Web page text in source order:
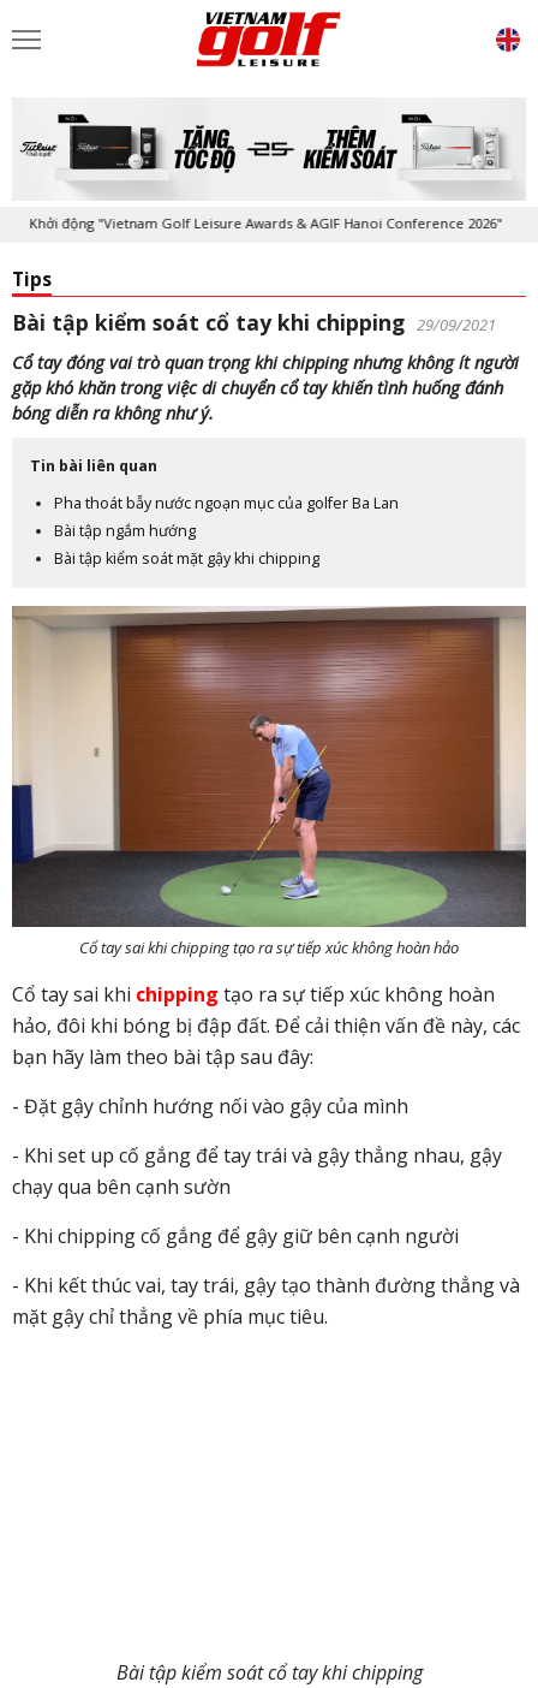
Khởi động "Vietnam Golf Leisure Awards & AGIF Hanoi Conference 2026"
Tips
Bài tập kiểm soát cổ tay khi chipping 29/09/2021
Cổ tay đóng vai trò quan trọng khi chipping nhưng không ít người
gặp khó khăn trong việc di chuyển cổ tay khiến tình huống đánh
bóng diễn ra không như ý.
Tin bài liên quan
Pha thoát bẫy nước ngoạn mục của golfer Ba Lan
Bài tập ngắm hướng
Bài tập kiểm soát mặt gậy khi chipping
Cổ tay sai khi chipping tạo ra sự tiếp xúc không hoàn hảo
Cổ tay sai khi chipping tạo ra sự tiếp xúc không hoàn
hảo, đôi khi bóng bị đập đất. Để cải thiện vấn đề này, các
bạn hãy làm theo bài tập sau đây:
- Đặt gậy chỉnh hướng nối vào gậy của mình
- Khi set up cố gắng để tay trái và gậy thẳng nhau, gậy
chạy qua bên cạnh sườn
- Khi chipping cố gắng để gậy giữ bên cạnh người
- Khi kết thúc vai, tay trái, gậy tạo thành đường thẳng và
mặt gậy chỉ thẳng về phía mục tiêu.
Bài tập kiểm soát cổ tay khi chipping